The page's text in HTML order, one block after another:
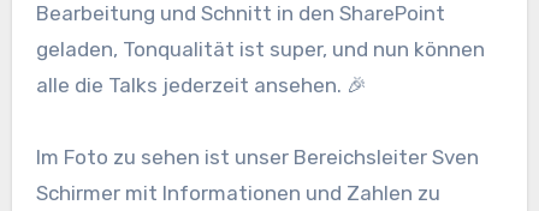
Bearbeitung und Schnitt in den SharePoint
geladen, Tonqualität ist super, und nun können
alle die Talks jederzeit ansehen. 🎉
Im Foto zu sehen ist unser Bereichsleiter Sven
Schirmer mit Informationen und Zahlen zu